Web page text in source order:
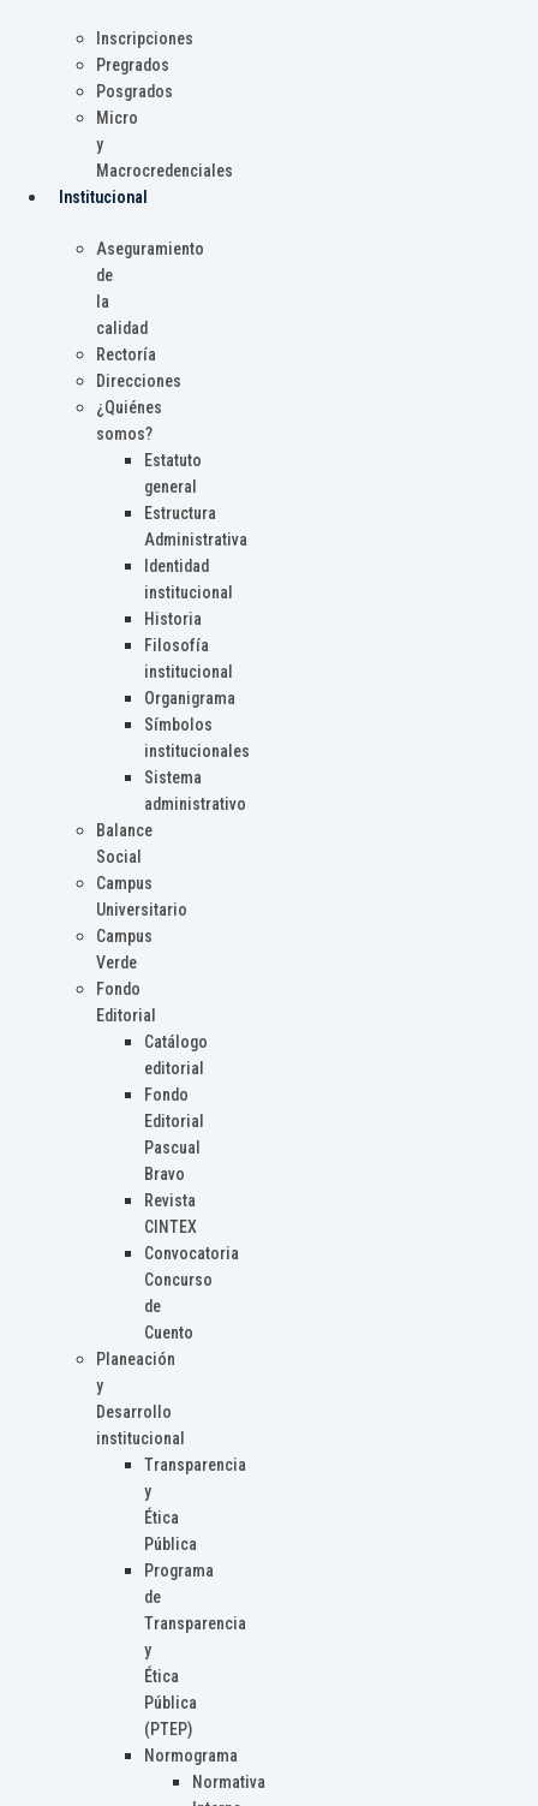
Inscripciones
Pregrados
Posgrados
Micro
y
Macrocredenciales
Institucional
Aseguramiento
de
la
calidad
Rectoría
Direcciones
¿Quiénes
somos?
Estatuto
general
Estructura
Administrativa
Identidad
institucional
Historia
Filosofía
institucional
Organigrama
Símbolos
institucionales
Sistema
administrativo
Balance
Social
Campus
Universitario
Campus
Verde
Fondo
Editorial
Catálogo
editorial
Fondo
Editorial
Pascual
Bravo
Revista
CINTEX
Convocatoria
Concurso
de
Cuento
Planeación
y
Desarrollo
institucional
Transparencia
y
Ética
Pública
Programa
de
Transparencia
y
Ética
Pública
(PTEP)
Normograma
Normativa